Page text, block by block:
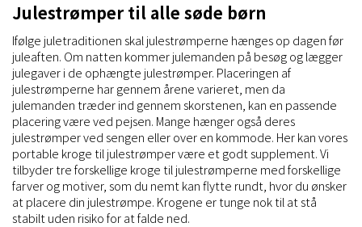
Julestrømper til alle søde børn
Ifølge juletraditionen skal julestrømperne hænges op dagen før
juleaften. Om natten kommer julemanden på besøg og lægger
julegaver i de ophængte julestrømper. Placeringen af
julestrømperne har gennem årene varieret, men da
julemanden træder ind gennem skorstenen, kan en passende
placering være ved pejsen. Mange hænger også deres
julestrømper ved sengen eller over en kommode. Her kan vores
portable kroge til julestrømper være et godt supplement. Vi
tilbyder tre forskellige kroge til julestrømperne med forskellige
farver og motiver, som du nemt kan flytte rundt, hvor du ønsker
at placere din julestrømpe. Krogene er tunge nok til at stå
stabilt uden risiko for at falde ned.